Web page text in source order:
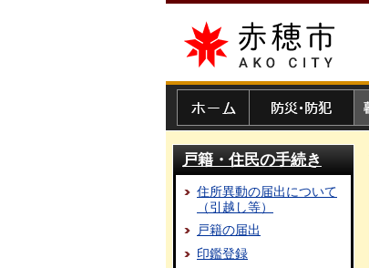
赤穂市
戸籍・住民の手続き
住所異動の届出について
（引越し等）
戸籍の届出
印鑑登録